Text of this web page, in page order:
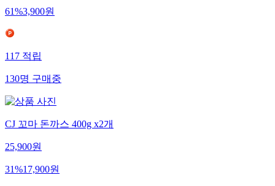
61%3,900원
117적립
130명구매중
CJ 꼬마 돈까스 400g x2개
25,900원
31%17,900원